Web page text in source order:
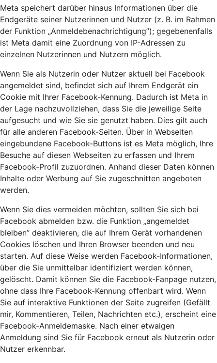
Meta speichert darüber hinaus Informationen über die
Endgeräte seiner Nutzerinnen und Nutzer (z. B. im Rahmen
der Funktion „Anmeldebenachrichtigung”); gegebenenfalls
ist Meta damit eine Zuordnung von IP-Adressen zu
einzelnen Nutzerinnen und Nutzern möglich.
Wenn Sie als Nutzerin oder Nutzer aktuell bei Facebook
angemeldet sind, befindet sich auf Ihrem Endgerät ein
Cookie mit Ihrer Facebook-Kennung. Dadurch ist Meta in
der Lage nachzuvollziehen, dass Sie die jeweilige Seite
aufgesucht und wie Sie sie genutzt haben. Dies gilt auch
für alle anderen Facebook-Seiten. Über in Webseiten
eingebundene Facebook-Buttons ist es Meta möglich, Ihre
Besuche auf diesen Webseiten zu erfassen und Ihrem
Facebook-Profil zuzuordnen. Anhand dieser Daten können
Inhalte oder Werbung auf Sie zugeschnitten angeboten
werden.
Wenn Sie dies vermeiden möchten, sollten Sie sich bei
Facebook abmelden bzw. die Funktion „angemeldet
bleiben” deaktivieren, die auf Ihrem Gerät vorhandenen
Cookies löschen und Ihren Browser beenden und neu
starten. Auf diese Weise werden Facebook-Informationen,
über die Sie unmittelbar identifiziert werden können,
gelöscht. Damit können Sie die Facebook-Fanpage nutzen,
ohne dass Ihre Facebook-Kennung offenbart wird. Wenn
Sie auf interaktive Funktionen der Seite zugreifen (Gefällt
mir, Kommentieren, Teilen, Nachrichten etc.), erscheint eine
Facebook-Anmeldemaske. Nach einer etwaigen
Anmeldung sind Sie für Facebook erneut als Nutzerin oder
Nutzer erkennbar.